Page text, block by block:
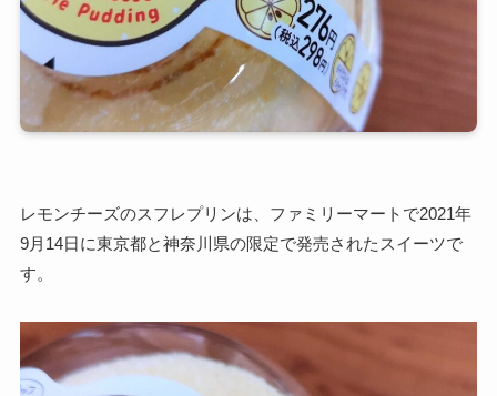
レモンチーズのスフレプリンは、ファミリーマートで2021年
9月14日に東京都と神奈川県の限定で発売されたスイーツで
す。